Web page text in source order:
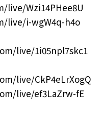
live/Wzi14PHee8U
live/i-wgW4q-h4o
live/1i05npl7skc1
live/CkP4eLrXogQ
live/ef3LaZrw-fE